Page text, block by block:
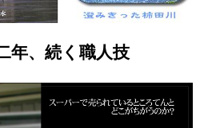
年、続く職人技